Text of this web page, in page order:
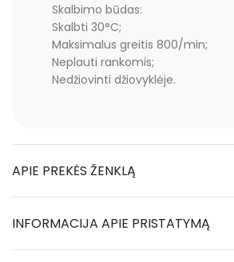
Skalbimo būdas:
Skalbti 30°C;
Maksimalus greitis 800/min;
Neplauti rankomis;
Nedžiovinti džiovyklėje.
APIE PREKĖS ŽENKLĄ
INFORMACIJA APIE PRISTATYMĄ